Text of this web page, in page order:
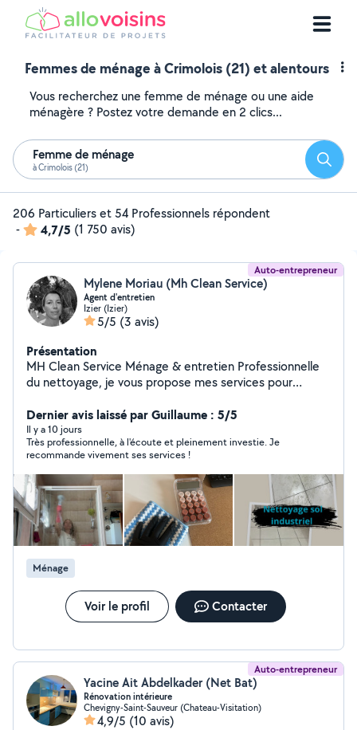
Femmes de ménage à Crimolois (21) et alentours
Vous recherchez une femme de ménage ou une aide
ménagère ? Postez votre demande en 2 clics...
Femme de ménage
à Crimolois (21)
206 Particuliers et 54 Professionnels répondent
-
4,7/5 (1 750 avis)
Auto-entrepreneur
Mylene Moriau (Mh Clean Service)
Agent d'entretien
Izier (Izier)
5/5 (3 avis)
Présentation
MH Clean Service Ménage & entretien Professionnelle
du nettoyage, je vous propose mes services pour
prestations : * Ménage régulier ou ponctuel * Grand
nettoyage (printemps, après travaux, déménagement) *
Repassage * Nettoyage des vitres * Nettoyage de
bureaux et locaux professionnels Sérieuse, organisée et
minutieuse, je travaille avec soin afin de vous offrir un
intérieur propre et agréable. J'interviens avec le sourire
et m'adapte à vos besoins. N'hésitez pas à me
contacter pour un devis ou pour toute demande
d'information.
Dernier avis laissé par Guillaume : 5/5
Il y a 10 jours
Très professionnelle, à l'écoute et pleinement investie. Je
recommande vivement ses services !
Ménage
Voir le profil Contacter
Auto-entrepreneur
Yacine Ait Abdelkader (Net Bat)
Rénovation intérieure
Chevigny-Saint-Sauveur (Chateau-Visitation)
4,9/5 (10 avis)